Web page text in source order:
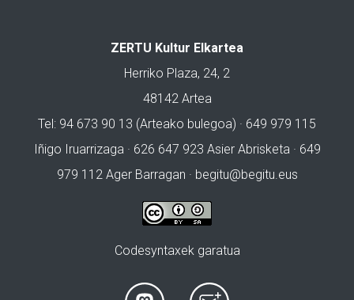
ZERTU Kultur Elkartea
Herriko Plaza, 24, 2
48142 Artea
Tel: 94 673 90 13 (Arteako bulegoa) · 649 979 115
Iñigo Iruarrizaga · 626 647 923 Asier Abrisketa · 649
979 112 Ager Barragan · begitu@begitu.eus
Codesyntaxek garatua